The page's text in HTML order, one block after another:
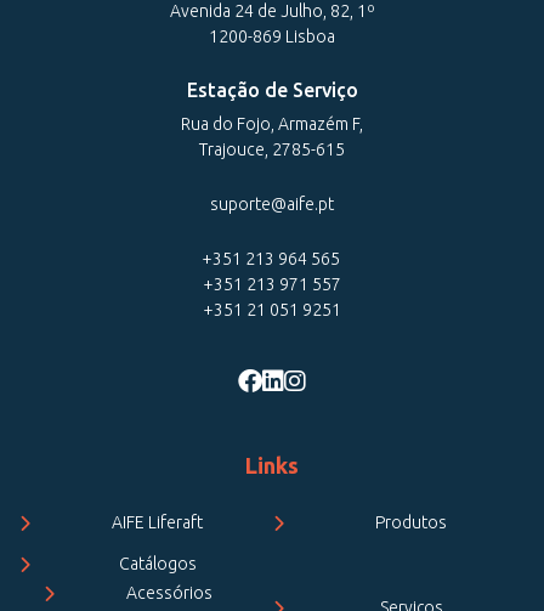
Avenida 24 de Julho, 82, 1º
1200-869 Lisboa
Estação de Serviço
Rua do Fojo, Armazém F,
Trajouce, 2785-615
suporte@aife.pt
+351 213 964 565
+351 213 971 557
+351 21 051 9251
Links
AIFE Liferaft Produtos
Catálogos
Acessórios